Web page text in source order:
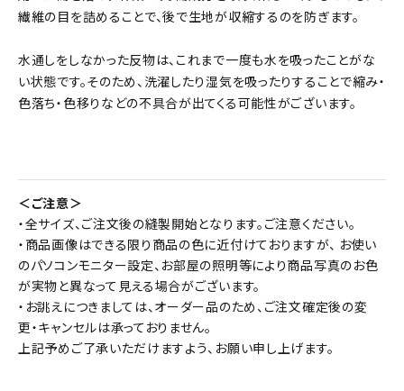
繊維の目を詰めることで、後で生地が収縮するのを防ぎます。
水通しをしなかった反物は、これまで一度も水を吸ったことがな
い状態です。そのため、洗濯したり湿気を吸ったりすることで縮み・
色落ち・色移りなどの不具合が出てくる可能性がございます。
＜ご注意＞
・全サイズ、ご注文後の縫製開始となります。ご注意ください。
・商品画像はできる限り商品の色に近付けておりますが、 お使い
のパソコンモニター設定、お部屋の照明等により商品写真のお色
が実物と異なって見える場合がございます。
・お誂えにつきましては、オーダー品のため、ご注文確定後の変
更・キャンセルは承っておりません。
上記予めご了承いただけますよう、お願い申し上げます。